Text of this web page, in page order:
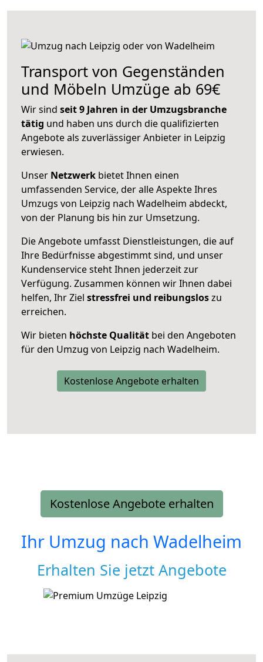
Transport von Gegenständen
und Möbeln Umzüge ab 69€
Wir sind seit 9 Jahren in der Umzugsbranche
tätig und haben uns durch die qualifizierten
Angebote als zuverlässiger Anbieter in Leipzig
erwiesen.
Unser Netzwerk bietet Ihnen einen
umfassenden Service, der alle Aspekte Ihres
Umzugs von Leipzig nach Wadelheim abdeckt,
von der Planung bis hin zur Umsetzung.
Die Angebote umfasst Dienstleistungen, die auf
Ihre Bedürfnisse abgestimmt sind, und unser
Kundenservice steht Ihnen jederzeit zur
Verfügung. Zusammen können wir Ihnen dabei
helfen, Ihr Ziel stressfrei und reibungsloszu
erreichen.
Wir bieten höchste Qualität bei den Angeboten
für den Umzug von Leipzig nach Wadelheim.
Kostenlose Angebote erhalten
Kostenlose Angebote erhalten
Ihr Umzug nach Wadelheim
Erhalten Sie jetzt Angebote